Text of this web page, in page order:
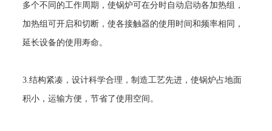
多个不同的工作周期，使锅炉可在分时自动启动各加热组，
加热组可开启和切断，使各接触器的使用时间和频率相同，
延长设备的使用寿命。
3.结构紧凑，设计科学合理，制造工艺先进，使锅炉占地面
积小，运输方便，节省了使用空间。